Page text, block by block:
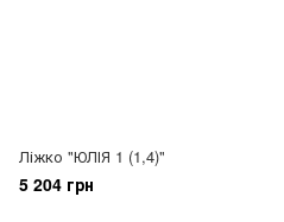
Ліжко "ЮЛІЯ 1 (1,4)"
5 204 грн